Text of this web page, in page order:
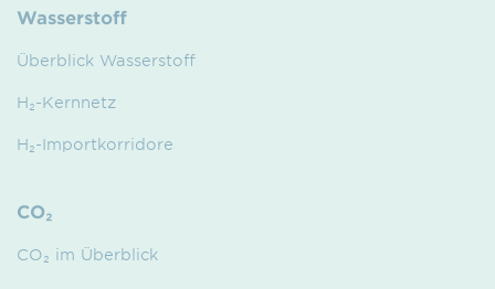
Wasserstoff
Überblick Wasserstoff
H₂-Kernnetz
H₂-Importkorridore
CO₂
CO₂ im Überblick